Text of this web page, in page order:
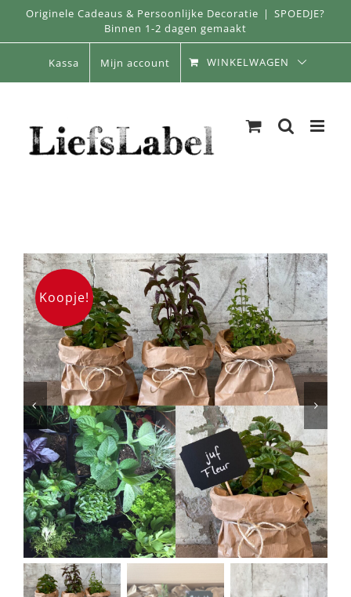
SkipOriginele Cadeaus & Persoonlijke Decoratie | SPOEDJE?
Binnen 1-2 dagen gemaakt
Kassa Mijn account WINKELWAGEN
Koopje!